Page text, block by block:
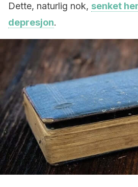
Dette, naturlig nok, senket
depresjon.